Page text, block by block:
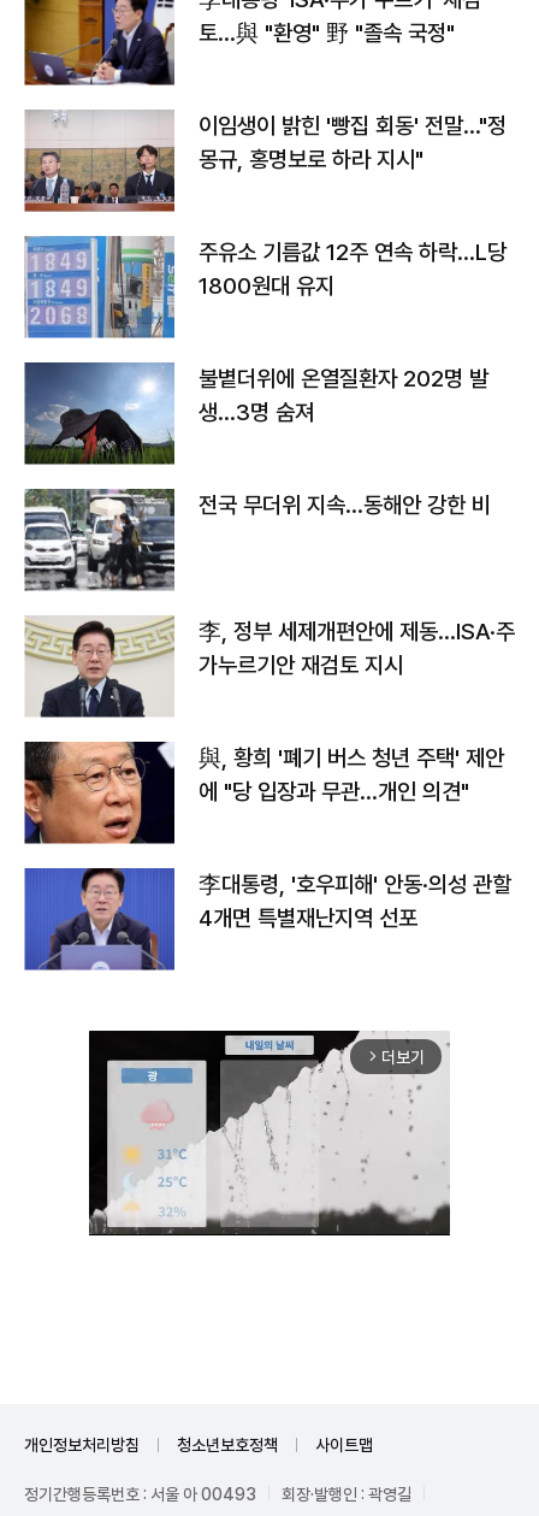
토…與 "환영" 野 "졸속 국정"
이임생이 밝힌 '빵집 회동' 전말…"정
몽규, 홍명보로 하라 지시"
주유소 기름값 12주 연속 하락…L당
1800원대 유지
불볕더위에 온열질환자 202명 발
생…3명 숨져
전국 무더위 지속…동해안 강한 비
李, 정부 세제개편안에 제동…ISA·주
가누르기안 재검토 지시
與, 황희 '폐기 버스 청년 주택' 제안
에 "당 입장과 무관…개인 의견"
李대통령, '호우피해' 안동·의성 관할
4개면 특별재난지역 선포
arrow_forward_ios 더보기
개인정보처리방침 청소년보호정책 사이트맵
정기간행등록번호 : 서울 아 00493 회장·발행인 : 곽영길